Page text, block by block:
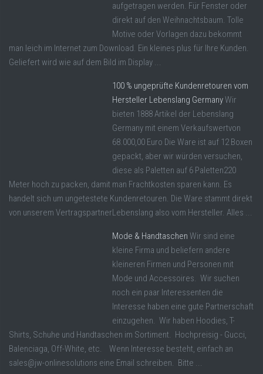
aufgetragen werden. Für Fenster oder
direkt auf den Weihnachtsbaum. Tolle
Motive oder Vorlagen dazu bekommt
man leich im Internet zum Download. Ein kleines plus für Ihre Kunden.
Geliefert wird wie auf dem Bild im Display ...
100 % ungeprüfte Kundenretouren vom
Hersteller Lebenslang GermanyWir
bieten 1888 Artikel der Lebenslang
Germany mit einem Verkaufswertvon
68.000,00 Euro Die Ware ist auf 12 Boxen
gepackt, aber wir würden versuchen,
diese als Paletten auf 6 Paletten220
Meter hoch zu packen, damit man Frachtkosten sparen kann. Es
handelt sich um ungetestete Kundenretouren. Die Ware stammt direkt
von unserem VertragspartnerLebenslang also vom Hersteller. Alles ...
Mode & Handtaschen Wir sind eine
kleine Firma und beliefern andere
kleineren Firmen und Personen mit
Mode und Accessoires. Wir suchen
noch ein paar Interessenten die
Interesse haben eine gute Partnerschaft
einzugehen. Wir haben Hoodies, T-
Shirts, Schuhe und Handtaschen im Sortiment. Hochpreisig - Gucci,
Balenciaga, Off-White, etc. Wenn Interesse besteht, einfach an
sales@jw-onlinesolutions eine Email schreiben. Bitte ...